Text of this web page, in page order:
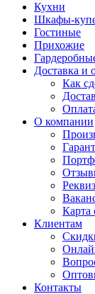
Кухни
Шкафы-
Гостиные
Прихожие
Доставка и
Как
О компании
Карта
Клиентам
Контакты